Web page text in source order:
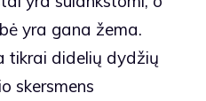
yra gana žema.
tikrai didelių dydžių
skersmens